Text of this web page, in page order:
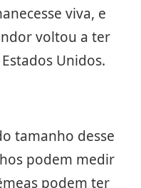
viva, e
voltou a ter
Unidos.
tamanho desse
podem medir
podem ter